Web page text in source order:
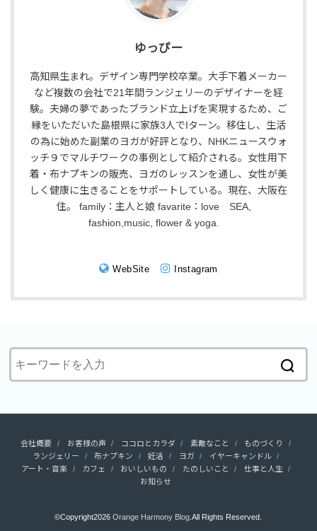
ゆっぴー
高知県生まれ。デザイン専門学校卒業。大手下着メーカー
など複数の会社で21年間ランジェリーのデザイナーを経
験。夫婦の夢であったブランド立上げを実現するため、ご
縁をいただいた島根県に家族3人でIターン。移住し、生活
の為に始めた副業のヨガが好評となり、NHKニュースウォ
ッチ９でマルチワークの事例として紹介される。女性用下
着・布ナプキンの販売、ヨガのレッスンを通し、女性が美
しく健康に生きることをサポートしている。現在、大阪在
住。 family：主人と娘 favarite：love SEA,
fashion,music, flower & yoga.
WebSite Instagram
会社概要 お客様の声 ココロとカラダ 素敵なこと
ものづくり
ランジェリー
布ナプキン 妊活 ヨガ
イヤーキャンドル
アート・音楽
カフェ おいしいもの たのしいこと
仕事と人生
お知らせ
©Copyright2026Orange Harmony Blog .All Rights Reserved.